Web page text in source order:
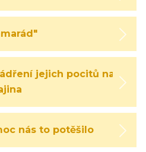
jejich pocitů na
nás to potěšilo